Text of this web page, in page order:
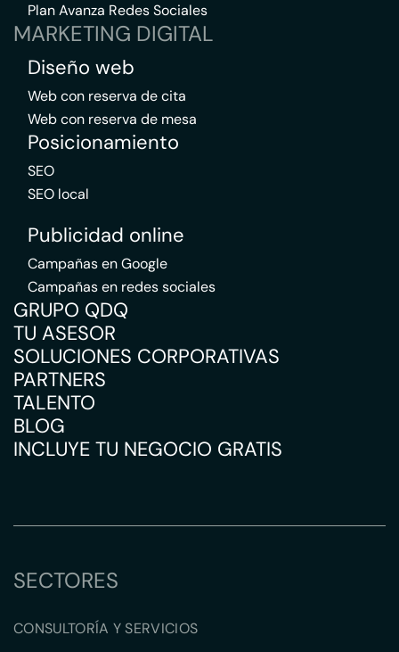
Plan Avanza Redes Sociales
MARKETING DIGITAL
Diseño web
Web con reserva de cita
Web con reserva de mesa
Posicionamiento
SEO
SEO local
Publicidad online
Campañas en Google
Campañas en redes sociales
GRUPO QDQ
TU ASESOR
SOLUCIONES CORPORATIVAS
PARTNERS
TALENTO
BLOG
INCLUYE TU NEGOCIO GRATIS
SECTORES
CONSULTORÍA Y SERVICIOS